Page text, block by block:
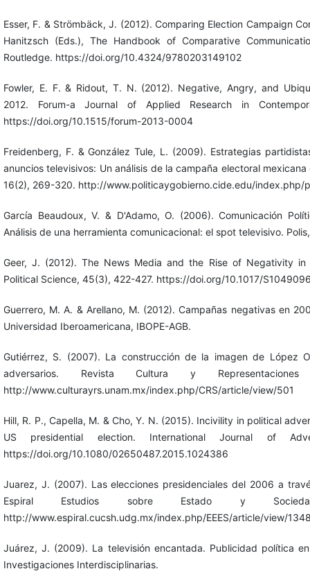
Esser, F. & Strömbäck, J. (2012). Comparing Election Campaign
Hanitzsch (Eds.), The Handbook of Comparative
Routledge. https://doi.org/10.4324/9780203149102
Fowler, E. F. & Ridout, T. N. (2012). Negative, Angry, and
2012. Forum-a Journal of Applied Research in
https://doi.org/10.1515/forum-2013-0004
Freidenberg, F. & González Tule, L. (2009). Estrategias
anuncios televisivos: Un análisis de la campaña electoral
16(2), 269-320. http://www.politicaygobierno.cide.edu/
García Beaudoux, V. & D'Adamo, O. (2006). Comunicación
Análisis de una herramienta comunicacional: el spot televisivo.
Geer, J. (2012). The News Media and the Rise of Negativity in
Political Science, 45(3), 422-427. https://doi.org/10.1017/
Guerrero, M. A. & Arellano, M. (2012). Campañas negativas en
Universidad Iberoamericana, IBOPE-AGB.
Gutiérrez, S. (2007). La construcción de la imagen de López
adversarios. Revista Cultura y
http://www.culturayrs.unam.mx/index.php/CRS/article/view/501
Hill, R. P., Capella, M. & Cho, Y. N. (2015). Incivility in political
US presidential election. International Journal of
https://doi.org/10.1080/02650487.2015.1024386
Juarez, J. (2007). Las elecciones presidenciales del 2006 a
Espiral Estudios sobre Estado y
http://www.espiral.cucsh.udg.mx/index.php/EEES/article/view/
Juárez, J. (2009). La televisión encantada. Publicidad política
Investigaciones Interdisciplinarias.